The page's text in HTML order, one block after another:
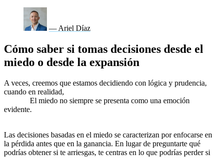
— Ariel Díaz
Cómo saber si tomas decisiones desde el
miedo o desde la expansión
A veces, creemos que estamos decidiendo con lógica y prudencia,
cuando en realidad,
El miedo no siempre se presenta como una emoción
evidente.
Las decisiones basadas en el miedo se caracterizan por enfocarse en
la pérdida antes que en la ganancia. En lugar de preguntarte qué
podrías obtener si te arriesgas, te centras en lo que podrías perder si